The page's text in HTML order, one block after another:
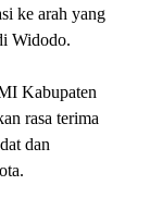
ke arah yang
Widodo.
Kabupaten
rasa terima
dan